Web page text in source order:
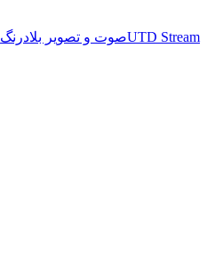
UTD Streamصوت و تصویر بلادرنگ